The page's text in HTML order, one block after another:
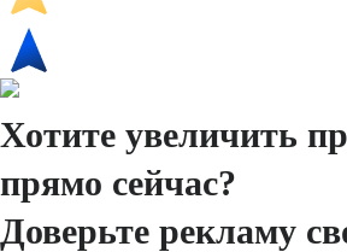
Хотите увеличить
прямо сейчас?
Доверьте рекламу